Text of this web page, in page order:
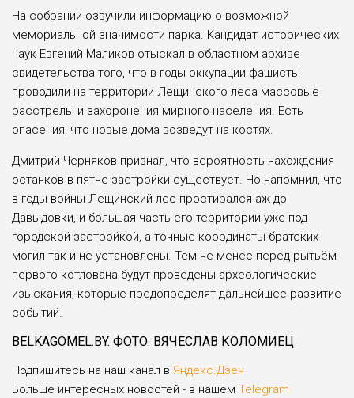
На собрании озвучили информацию о возможной
мемориальной значимости парка. Кандидат исторических
наук Евгений Маликов отыскал в областном архиве
свидетельства того, что в годы оккупации фашисты
проводили на территории Лещинского леса массовые
расстрелы и захоронения мирного населения. Есть
опасения, что новые дома возведут на костях.
Дмитрий Черняков признал, что вероятность нахождения
останков в пятне застройки существует. Но напомнил, что
в годы войны Лещинский лес простирался аж до
Давыдовки, и большая часть его территории уже под
городской застройкой, а точные координаты братских
могил так и не установлены. Тем не менее перед рытьём
первого котлована будут проведены археологические
изыскания, которые предопределят дальнейшее развитие
событий.
BELKAGOMEL.BY. ФОТО: ВЯЧЕСЛАВ КОЛОМИЕЦ
Подпишитесь на наш канал в Яндекс.Дзен
Больше интересных новостей - в нашем Telegram